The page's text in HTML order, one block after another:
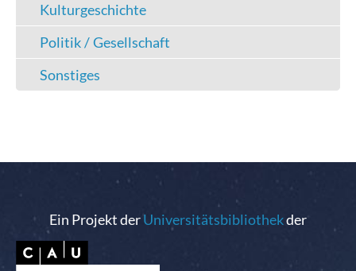
Kulturgeschichte
Politik / Gesellschaft
Sonstiges
Ein Projekt derUniversitätsbibliothekder